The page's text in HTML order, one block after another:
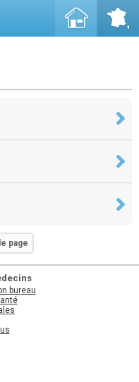
page
bureau